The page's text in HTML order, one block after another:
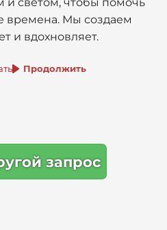
времена. Мы создаем
и вдохновляет.
Продолжить
запрос